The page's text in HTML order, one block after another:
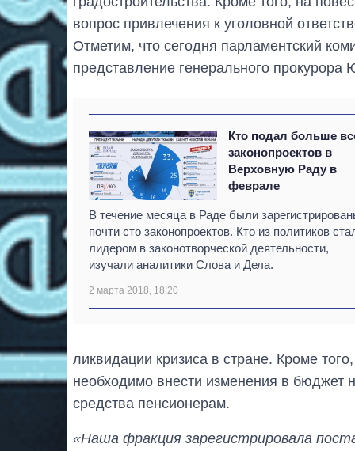
вопрос привлечения к уголовной
Отметим, что сегодня парламентский
представление генерального прокурора
Кто подал больше
законопроектов в
Верховную Раду в
феврале
В течение месяца в Раде были
почти сто законопроектов. Кто из политиков
лидером в законотворческой деятельности,
изучали аналитики Слова и Дела.
2 марта 2018, 18:20
ликвидации кризиса в стране. Кроме
необходимо внести изменения в бюджет
средства пенсионерам.
«Наша фракция зарегистрировала